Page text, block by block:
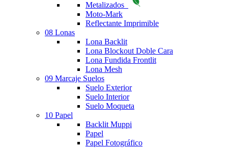
Metalizados
Moto-Mark
Reflectante Imprimible
08 Lonas
Lona Backlit
Lona Blockout Doble Cara
Lona Fundida Frontlit
Lona Mesh
09 Marcaje Suelos
Suelo Exterior
Suelo Interior
Suelo Moqueta
10 Papel
Backlit Muppi
Papel
Papel Fotográfico